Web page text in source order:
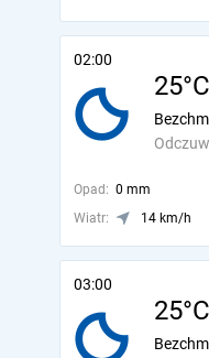
02:00
25°C
Opad: 0 mm
Wiatr:
14 km/h
03:00
25°C